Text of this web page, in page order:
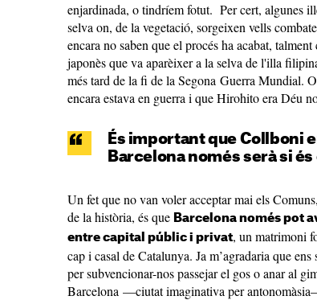
enjardinada, o tindríem fotut. Per cert, algunes
selva on, de la vegetació, sorgeixen vells
encara no saben que el procés ha acabat,
japonès que va aparèixer a la selva de l'illa
més tard de la fi de la Segona Guerra Mundial.
encara estava en guerra i que Hirohito era Déu
És important que Collboni
Barcelona només serà si
Un fet que no van voler acceptar mai els
de la història, és que Barcelona només pot
entre capital públic i privat, un matrimoni
cap i casal de Catalunya. Ja m’agradaria que ens
per subvencionar-nos passejar el gos o anar al
Barcelona —ciutat imaginativa per